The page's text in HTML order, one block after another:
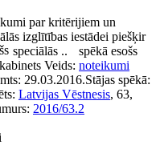
par kritērijiem un
izglītības iestādei piešķir
speciālās ..
spēkā esošs
Veids: noteikumi
29.03.2016.Stājas spēkā:
Latvijas Vēstnesis, 63,
2016/63.2